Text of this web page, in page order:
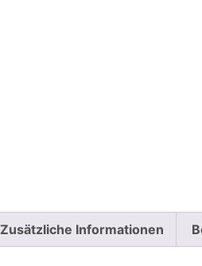
Zusätzliche Informationen